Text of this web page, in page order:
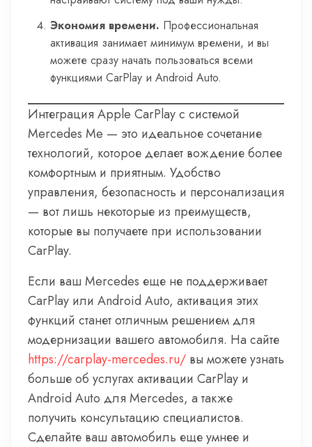
Экономия времени. Профессиональная
активация занимает минимум времени, и вы
можете сразу начать пользоваться всеми
функциями CarPlay и Android Auto.
Интеграция Apple CarPlay с системой
Mercedes Me — это идеальное сочетание
технологий, которое делает вождение более
комфортным и приятным. Удобство
управления, безопасность и персонализация
— вот лишь некоторые из преимуществ,
которые вы получаете при использовании
CarPlay.
Если ваш Mercedes еще не поддерживает
CarPlay или Android Auto, активация этих
функций станет отличным решением для
модернизации вашего автомобиля. На сайте
https://carplay-mercedes.ru/ вы можете узнать
больше об услугах активации CarPlay и
Android Auto для Mercedes, а также
получить консультацию специалистов.
Сделайте ваш автомобиль еще умнее и